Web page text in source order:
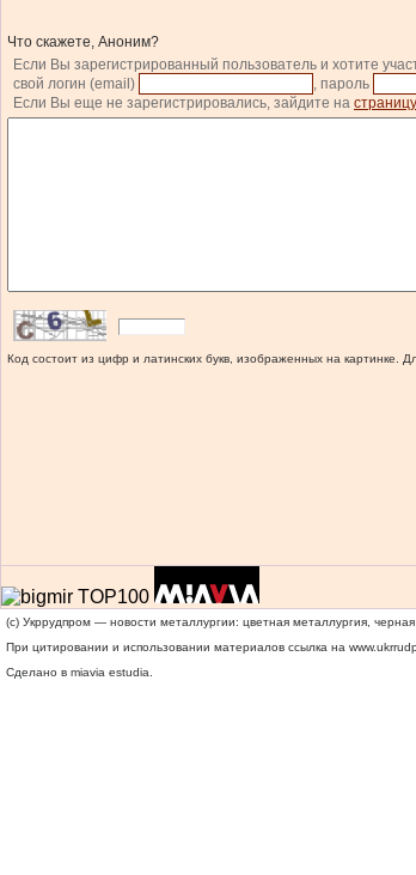
Что скажете, Аноним?
Если Вы зарегистрированный пользователь и хотите
свой логин (email)
, пароль
Если Вы еще не зарегистрировались, зайдите на
Код состоит из цифр и латинских букв, изображенных на картинке.
(c) Укррудпром — новости металлургии: цветная металлургия,
При цитировании и использовании материалов ссылка на
Сделано в miavia estudia.